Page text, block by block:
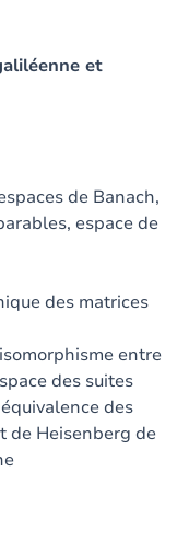
et
de Banach,
espace de
des matrices
entre
des suites
des
de Heisenberg de